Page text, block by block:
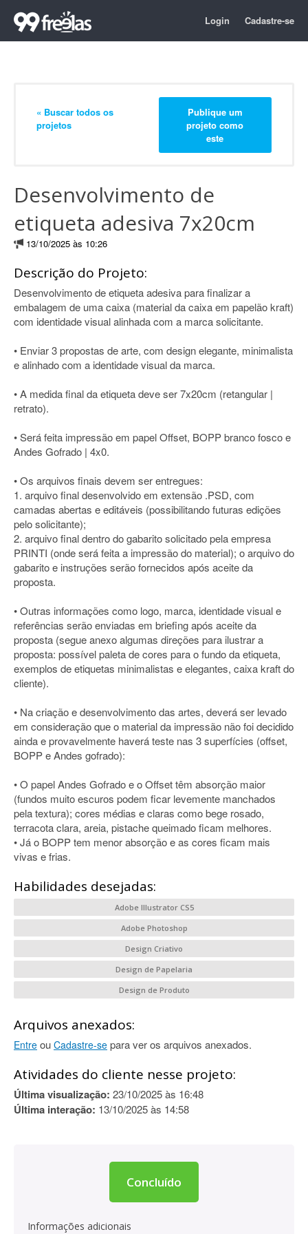
Login Cadastre-se
« Buscar todos os
projetos
Publique um
projeto como
este
Desenvolvimento de
etiqueta adesiva 7x20cm
13/10/2025 às 10:26
Descrição do Projeto:
Desenvolvimento de etiqueta adesiva para finalizar a
embalagem de uma caixa (material da caixa em papelão kraft)
com identidade visual alinhada com a marca solicitante.
• Enviar 3 propostas de arte, com design elegante, minimalista
e alinhado com a identidade visual da marca.
• A medida final da etiqueta deve ser 7x20cm (retangular |
retrato).
• Será feita impressão em papel Offset, BOPP branco fosco e
Andes Gofrado | 4x0.
• Os arquivos finais devem ser entregues:
1. arquivo final desenvolvido em extensão .PSD, com
camadas abertas e editáveis (possibilitando futuras edições
pelo solicitante);
2. arquivo final dentro do gabarito solicitado pela empresa
PRINTI (onde será feita a impressão do material); o arquivo do
gabarito e instruções serão fornecidos após aceite da
proposta.
• Outras informações como logo, marca, identidade visual e
referências serão enviadas em briefing após aceite da
proposta (segue anexo algumas direções para ilustrar a
proposta: possível paleta de cores para o fundo da etiqueta,
exemplos de etiquetas minimalistas e elegantes, caixa kraft do
cliente).
• Na criação e desenvolvimento das artes, deverá ser levado
em consideração que o material da impressão não foi decidido
ainda e provavelmente haverá teste nas 3 superfícies (offset,
BOPP e Andes gofrado):
• O papel Andes Gofrado e o Offset têm absorção maior
(fundos muito escuros podem ficar levemente manchados
pela textura); cores médias e claras como bege rosado,
terracota clara, areia, pistache queimado ficam melhores.
• Já o BOPP tem menor absorção e as cores ficam mais
vivas e frias.
Habilidades desejadas:
Adobe Illustrator CS5
Adobe Photoshop
Design Criativo
Design de Papelaria
Design de Produto
Arquivos anexados:
Entre ou Cadastre-se para ver os arquivos anexados.
Atividades do cliente nesse projeto:
Última visualização: 23/10/2025 às 16:48
Última interação: 13/10/2025 às 14:58
Concluído
Informações adicionais